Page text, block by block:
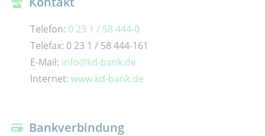
Telefon: 0 23 1 / 58 444-0
Telefax: 0 23 1 / 58 444-161
E-Mail: info@kd-bank.de
Internet: www.kd-bank.de
Bankverbindung